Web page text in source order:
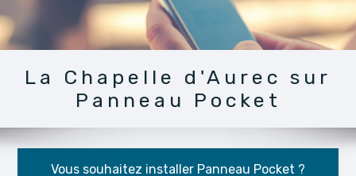
La Chapelle d'Aurec sur
Panneau Pocket
Vous souhaitez installer Panneau Pocket ?